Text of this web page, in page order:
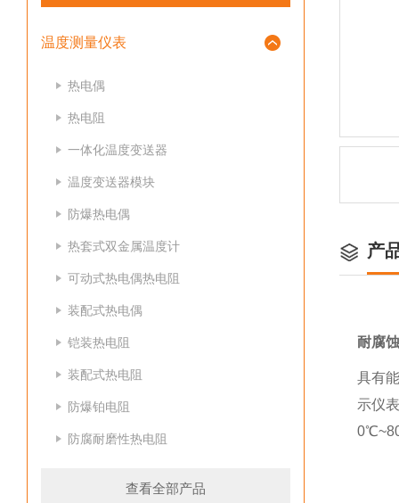
温度测量仪表
热电偶
热电阻
一体化温度变送器
温度变送器模块
防爆热电偶
热套式双金属温度计
可动式热电偶热电阻
装配式热电偶
铠装热电阻
装配式热电阻
防爆铂电阻
防腐耐磨性热电阻
查看全部产品
产
耐腐
具有
示仪